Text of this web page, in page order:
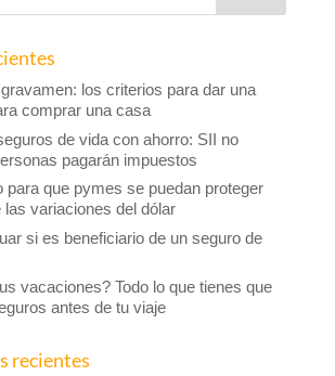
los criterios para dar una
comprar una casa
de vida con ahorro: SII no
pagarán impuestos
para que pymes se puedan proteger
las variaciones del dólar
si es beneficiario de un seguro de
vacaciones? Todo lo que tienes que
antes de tu viaje
recientes